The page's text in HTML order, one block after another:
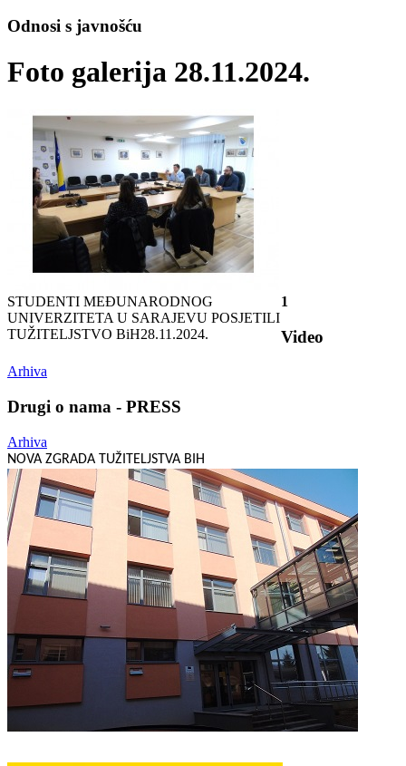
Odnosi s javnošću
Foto galerija 28.11.2024.
STUDENTI MEĐUNARODNOG
UNIVERZITETA U SARAJEVU POSJETILI
TUŽITELJSTVO BiH28.11.2024.
1
Video
Arhiva
Drugi o nama - PRESS
Arhiva
NOVA ZGRADA TUŽITELJSTVA BIH